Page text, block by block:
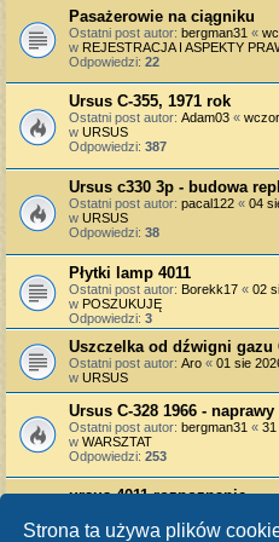
Strona ta używa plików
Pasażerowie na ciągniku
Ostatni post autor: bergman31 «
w REJESTRACJA I ASPEKTY
Odpowiedzi: 22
Ursus C-355, 1971 rok
Ostatni post autor: Adam03 «
w URSUS
Odpowiedzi: 387
Ursus c330 3p - budowa
Ostatni post autor: pacal122 « 04
w URSUS
Odpowiedzi: 38
Płytki lamp 4011
Ostatni post autor: Borekk17 « 02
w POSZUKUJĘ
Odpowiedzi: 3
Uszczelka od dźwigni gazu
Ostatni post autor: Aro « 01 sie
w URSUS
Ursus C-328 1966 -
Ostatni post autor: bergman31 « 31
w WARSZTAT
Odpowiedzi: 253
ursus 4011 rozpoznanie
w URSUS